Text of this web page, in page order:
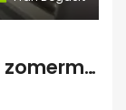
studio te huur in Gent voor zomermaanden